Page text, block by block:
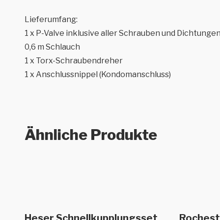
Lieferumfang:
1 x P-Valve inklusive aller Schrauben und Dichtungen
0,6 m Schlauch
1 x Torx-Schraubendreher
1 x Anschlussnippel (Kondomanschluss)
Ähnliche Produkte
Weiterlesen